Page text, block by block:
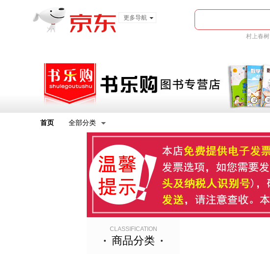
更多导航
村上春树
首页 全部分类
CLASSIFICATION
商品分类